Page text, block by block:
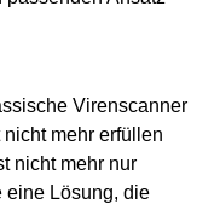
Virenscanner
mehr erfüllen
nicht mehr nur
eine Lösung, die